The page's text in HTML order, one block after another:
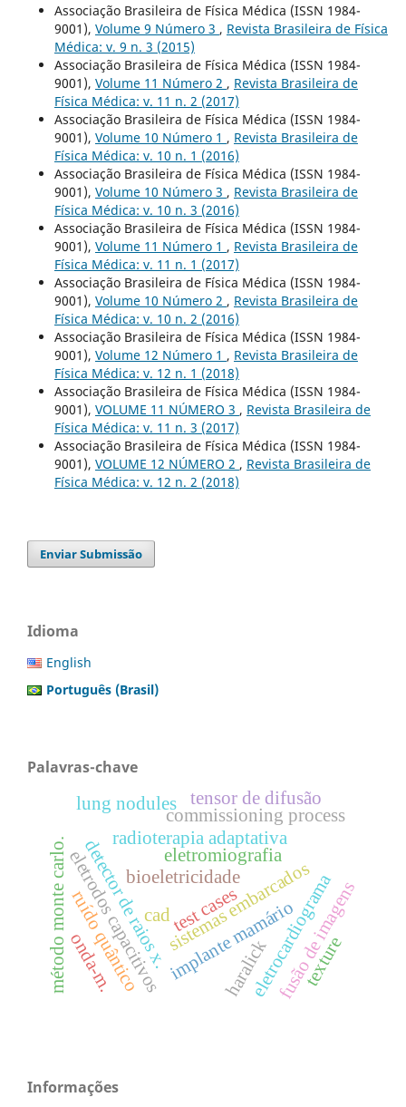
Associação Brasileira de Física Médica (ISSN 1984-
9001), Volume 9 Número 3 , Revista Brasileira de Física
Médica: v. 9 n. 3 (2015)
Associação Brasileira de Física Médica (ISSN 1984-
9001), Volume 11 Número 2 , Revista Brasileira de
Física Médica: v. 11 n. 2 (2017)
Associação Brasileira de Física Médica (ISSN 1984-
9001), Volume 10 Número 1 , Revista Brasileira de
Física Médica: v. 10 n. 1 (2016)
Associação Brasileira de Física Médica (ISSN 1984-
9001), Volume 10 Número 3 , Revista Brasileira de
Física Médica: v. 10 n. 3 (2016)
Associação Brasileira de Física Médica (ISSN 1984-
9001), Volume 11 Número 1 , Revista Brasileira de
Física Médica: v. 11 n. 1 (2017)
Associação Brasileira de Física Médica (ISSN 1984-
9001), Volume 10 Número 2 , Revista Brasileira de
Física Médica: v. 10 n. 2 (2016)
Associação Brasileira de Física Médica (ISSN 1984-
9001), Volume 12 Número 1 , Revista Brasileira de
Física Médica: v. 12 n. 1 (2018)
Associação Brasileira de Física Médica (ISSN 1984-
9001), VOLUME 11 NÚMERO 3 , Revista Brasileira de
Física Médica: v. 11 n. 3 (2017)
Associação Brasileira de Física Médica (ISSN 1984-
9001), VOLUME 12 NÚMERO 2 , Revista Brasileira de
Física Médica: v. 12 n. 2 (2018)
Enviar Submissão
Idioma
English
Português (Brasil)
Palavras-chave
detector de raios x.bioeletricidade
sistemas embarcados
eletrocardiograma
eletrodos capacitivos
ruído quântico implante mamário
eletromiografia
método monte carlo. fusão de imagens
radioterapia adaptativa
commissioning process
test cases
onda-m.
lung nodules
cad
haralick texture
tensor de difusão
Informações